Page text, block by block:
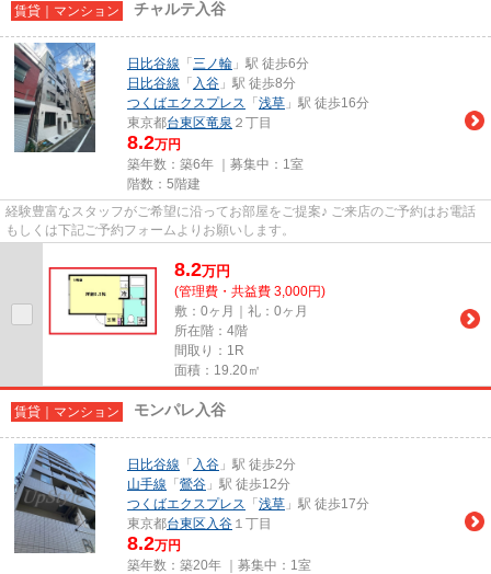
賃貸｜マンション チャルテ入谷
日比谷線 「 三ノ輪 」駅 徒歩6分
日比谷線 「 入谷 」駅 徒歩8分
つくばエクスプレス 「 浅草 」駅 徒歩16分
東京都台東区竜泉 ２丁目
8.2万円
築年数：築6年 ｜募集中： 1室
階数：5階建
経験豊富なスタッフがご希望に沿ってお部屋をご提案♪ ご来店のご予約はお電話
もしくは下記ご予約フォームよりお願いします。
8.2万円
(管理費・共益費 3,000円)
敷：0ヶ月｜礼：0ヶ月
所在階：4階
間取り：1R
面積：19.20㎡
賃貸｜マンション モンパレ入谷
日比谷線 「 入谷 」駅 徒歩2分
山手線 「 鶯谷 」駅 徒歩12分
つくばエクスプレス 「 浅草 」駅 徒歩17分
東京都台東区 入谷 １丁目
8.2万円
築年数：築20年 ｜募集中： 1室